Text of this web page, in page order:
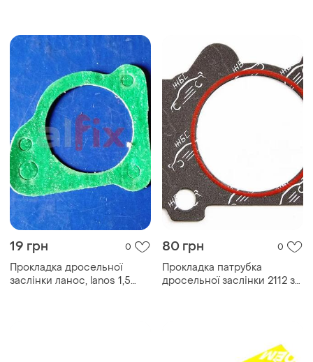
19 грн 0
Прокладка дросельної
заслінки ланос, lanos 1,5
80 грн 0
Прокладка патрубка
дросельної заслінки 2112 з